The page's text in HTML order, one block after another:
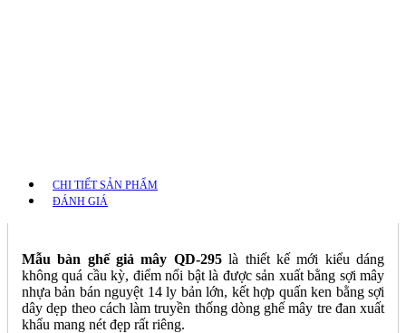
CHI TIẾT SẢN PHẨM
ĐÁNH GIÁ
Mẫu bàn ghế giả mây QD-295là thiết kế mới kiểu dáng
không quá cầu kỳ, điểm nổi bật là được sản xuất bằng sợi mây
nhựa bản bán nguyệt 14 ly bản lớn, kết hợp quấn ken bằng sợi
dây dẹp theo cách làm truyền thống dòng ghế mây tre đan xuất
khẩu mang nét đẹp rất riêng.